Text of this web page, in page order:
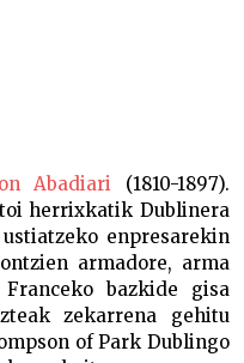
Abadiari (1810-1897).
herrixkatik Dublinera
enpresarekin
armadore, arma
bazkide gisa
zekarrena gehitu
of Park Dublingo